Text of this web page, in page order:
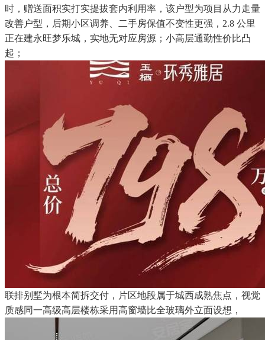
时，赠送面积实打实提拔套内利用率，该户型为项目从力走量
改善户型，后期小区调养、二手房保值不变性更强，2.8 公里
正在建永旺梦乐城，实地无对应房源；小高层通勤性价比凸
起；
联排别墅为根本简拆交付，片区地段属于城西成熟焦点，视觉
质感同一高级高层楼栋采用高窗墙比全玻璃外立面设想，